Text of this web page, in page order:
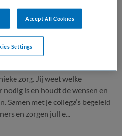
zorg. Jij weet welke
is en houdt de wensen en
Samen met je collega’s begeleid
en zorgen jullie...
Accept All Cookies
Settings